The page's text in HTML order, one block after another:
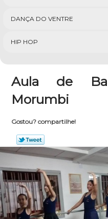
DANÇA DO VENTRE
HIP HOP
Aula de
Morumbi
Gostou? compartilhe!